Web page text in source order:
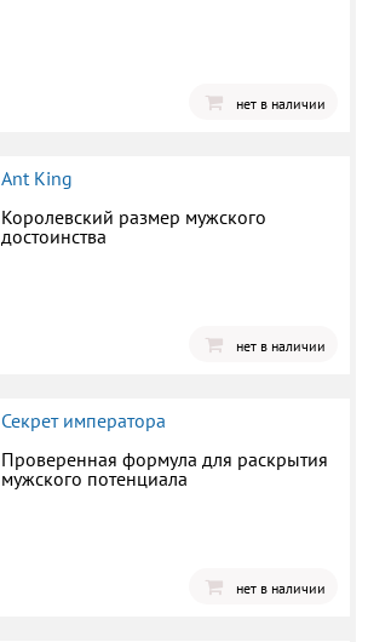
нет в наличии
Ant King
Королевский размер мужского
достоинства
нет в наличии
Секрет императора
Проверенная формула для раскрытия
мужского потенциала
нет в наличии